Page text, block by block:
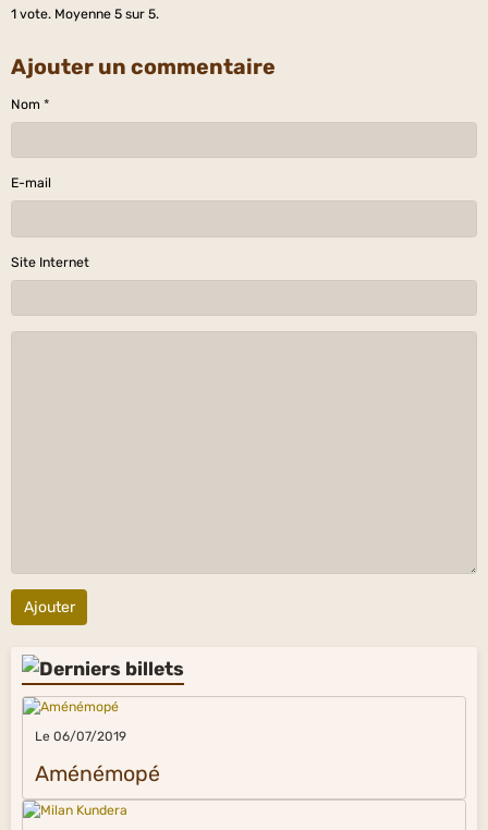
1 vote. Moyenne 5 sur 5.
Ajouter un commentaire
Nom
E-mail
Site Internet
Ajouter
Le 06/07/2019
Aménémopé